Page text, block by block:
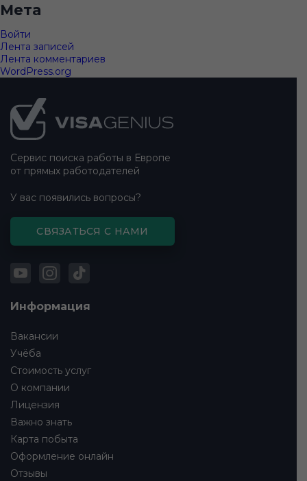
Мета
Войти
Лента записей
Лента комментариев
WordPress.org
Подвал
сайта
Сервис поиска работы в Европе
от прямых работодателей
У вас появились вопросы?
СВЯЗАТЬСЯ С НАМИ
Информация
Вакансии
Учёба
Стоимость услуг
О компании
Лицензия
Важно знать
Карта побыта
Оформление онлайн
Отзывы